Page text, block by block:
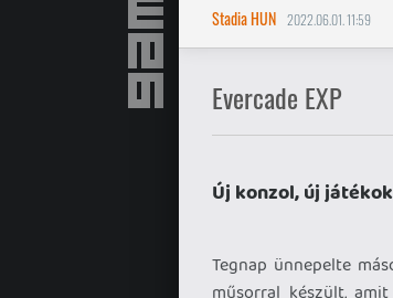
Stadia HUN 2022.06.01. 11:59
Evercade EXP
Új konzol, új
Tegnap ünnepelte
műsorral készült,